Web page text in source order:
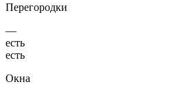
Перегородки
—
есть
есть
Окна